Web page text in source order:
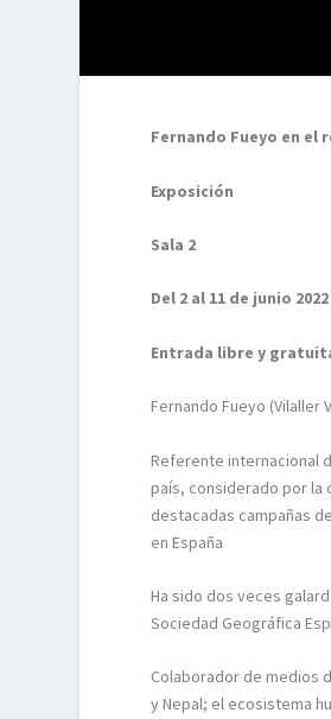
Fernando Fueyo en el
Exposición
Sala 2
Del 2 al 11 de junio 2022
Entrada libre y
Fernando Fueyo (Vilaller
Referente internacional
país, considerado por la
destacadas campañas
en España
Ha sido dos veces
Sociedad Geográfica
Colaborador de medios
y Nepal; el ecosistema